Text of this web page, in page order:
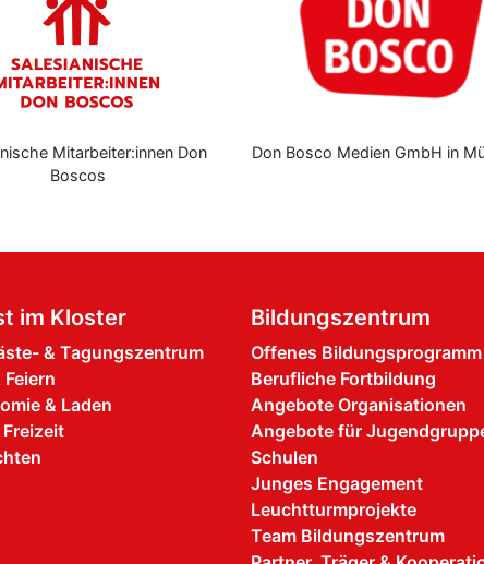
Don
Don Bosco Medien GmbH in München
im Kloster
& Tagungszentrum
& Laden
Bildungszentrum
Offenes Bildungsprogramm
Berufliche Fortbildung
Angebote Organisationen
Angebote für
Schulen
Junges Engagement
Leuchtturmprojekte
Team Bildungszentrum